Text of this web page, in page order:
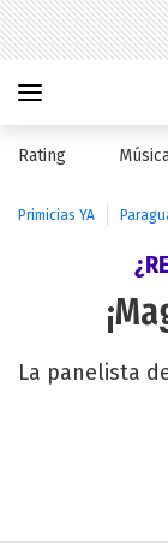
Rating
Primicias YA
La panelista